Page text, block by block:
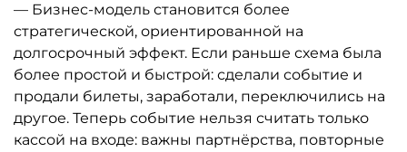
— Бизнес-модель становится более
стратегической, ориентированной на
долгосрочный эффект. Если раньше схема была
более простой и быстрой: сделали событие и
продали билеты, заработали, переключились на
другое. Теперь событие нельзя считать только
кассой на входе: важны партнёрства, повторные